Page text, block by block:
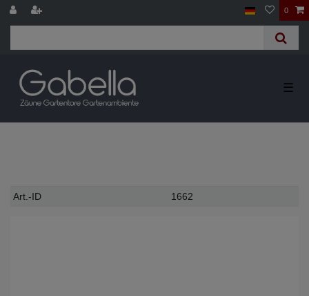
0
☰
Technisches
Wert
Art.-ID 1662